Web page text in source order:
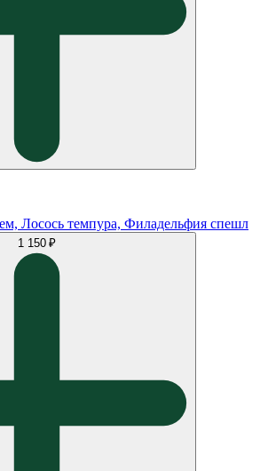
Лосось темпура, Филадельфия спешл
1 150 ₽